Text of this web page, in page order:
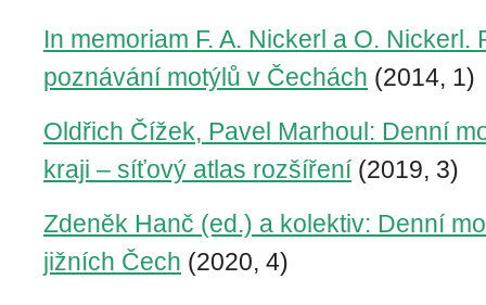
In memoriam F. A. Nickerl a O. Nickerl.
poznávání motýlů v Čechách (2014, 1)
Oldřich Čížek, Pavel Marhoul: Denní
kraji – síťový atlas rozšíření(2019, 3)
Zdeněk Hanč (ed.) a kolektiv: Denní
jižních Čech (2020, 4)